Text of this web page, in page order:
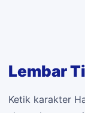
Lembar
Ketik karakter